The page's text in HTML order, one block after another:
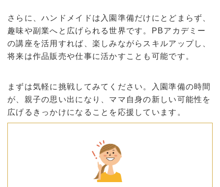
さらに、ハンドメイドは入園準備だけにとどまらず、
趣味や副業へと広げられる世界です。PBアカデミー
の講座を活用すれば、楽しみながらスキルアップし、
将来は作品販売や仕事に活かすことも可能です。
まずは気軽に挑戦してみてください。入園準備の時間
が、親子の思い出になり、ママ自身の新しい可能性を
広げるきっかけになることを応援しています。